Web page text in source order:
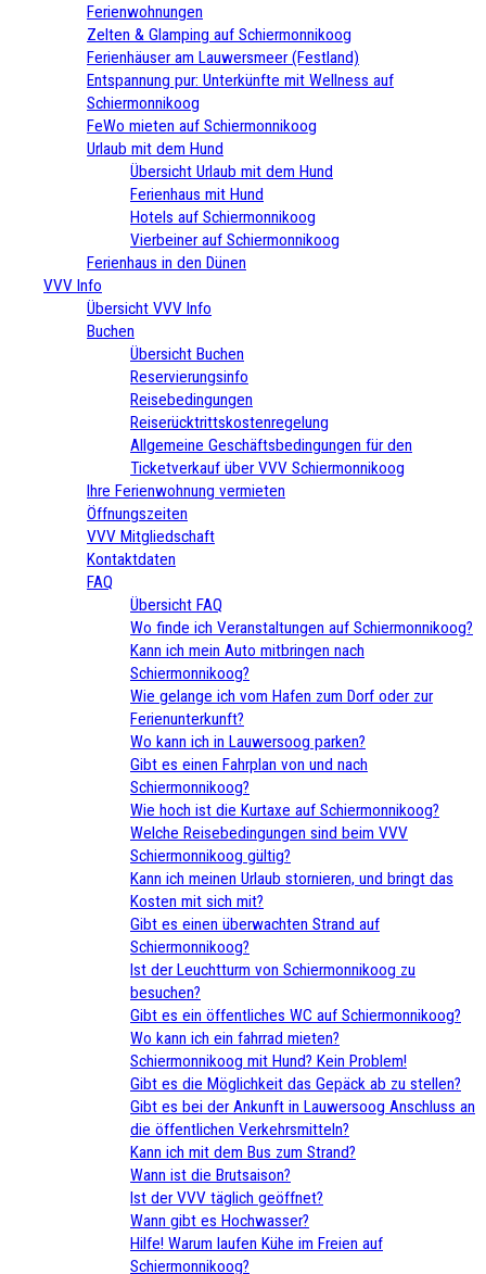
Ferienwohnungen
Zelten & Glamping auf Schiermonnikoog
Ferienhäuser am Lauwersmeer (Festland)
Entspannung pur: Unterkünfte mit Wellness auf
Schiermonnikoog
FeWo mieten auf Schiermonnikoog
Urlaub mit dem Hund
Übersicht Urlaub mit dem Hund
Ferienhaus mit Hund
Hotels auf Schiermonnikoog
Vierbeiner auf Schiermonnikoog
Ferienhaus in den Dünen
VVV Info
Übersicht VVV Info
Buchen
Übersicht Buchen
Reservierungsinfo
Reisebedingungen
Reiserücktrittskostenregelung
Allgemeine Geschäftsbedingungen für den
Ticketverkauf über VVV Schiermonnikoog
Ihre Ferienwohnung vermieten
Öffnungszeiten
VVV Mitgliedschaft
Kontaktdaten
FAQ
Übersicht FAQ
Wo finde ich Veranstaltungen auf Schiermonnikoog?
Kann ich mein Auto mitbringen nach
Schiermonnikoog?
Wie gelange ich vom Hafen zum Dorf oder zur
Ferienunterkunft?
Wo kann ich in Lauwersoog parken?
Gibt es einen Fahrplan von und nach
Schiermonnikoog?
Wie hoch ist die Kurtaxe auf Schiermonnikoog?
Welche Reisebedingungen sind beim VVV
Schiermonnikoog gültig?
Kann ich meinen Urlaub stornieren, und bringt das
Kosten mit sich mit?
Gibt es einen überwachten Strand auf
Schiermonnikoog?
Ist der Leuchtturm von Schiermonnikoog zu
besuchen?
Gibt es ein öffentliches WC auf Schiermonnikoog?
Wo kann ich ein fahrrad mieten?
Schiermonnikoog mit Hund? Kein Problem!
Gibt es die Möglichkeit das Gepäck ab zu stellen?
Gibt es bei der Ankunft in Lauwersoog Anschluss an
die öffentlichen Verkehrsmitteln?
Kann ich mit dem Bus zum Strand?
Wann ist die Brutsaison?
Ist der VVV täglich geöffnet?
Wann gibt es Hochwasser?
Hilfe! Warum laufen Kühe im Freien auf
Schiermonnikoog?